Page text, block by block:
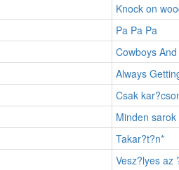
Knock on
Pa Pa Pa
Cowboys
Always
Csak
Minden sarok
Takar?t?n*
Vesz?lyes az